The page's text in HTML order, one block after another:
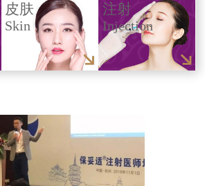
皮肤
Skin
注射
Injection